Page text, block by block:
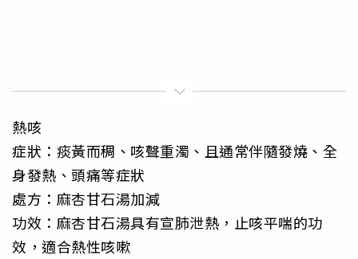
熱咳
症狀：痰黃而稠、咳聲重濁、且通常伴隨發燒、全
身發熱、頭痛等症狀
處方：麻杏甘石湯加減
功效：麻杏甘石湯具有宣肺泄熱，止咳平喘的功
效，適合熱性咳嗽